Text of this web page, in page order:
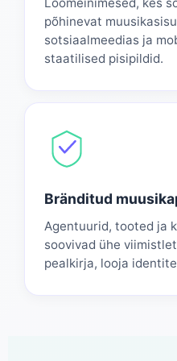
Loomeinimesed, kes
põhinevat
sotsiaalmeedias ja
staatilised pisipildid.
Bränditud
Agentuurid, tooted ja
soovivad ühe
pealkirja, looja